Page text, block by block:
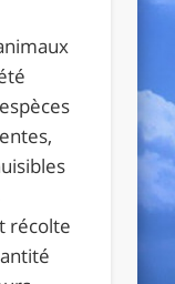
récolte